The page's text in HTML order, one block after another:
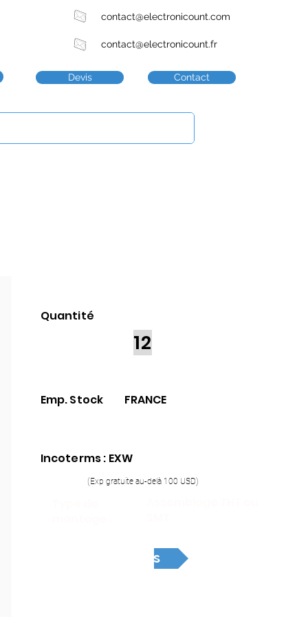
contact@electronicount.com
contact@electronicount.fr
Devis Contact
Quantité
12
Emp. Stock FRANCE
Incoterms : EXW
(Exp gratuite au-delà 100 USD)
Devis